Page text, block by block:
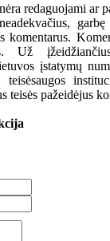
redaguojami ar
komentarus.
Už
įstatymų
teisės pažeidėjus